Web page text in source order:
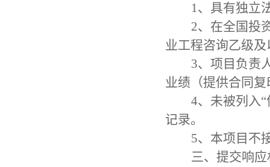
1、具有独立
2、在全国投
业工程咨询乙级
3、项目负责
业绩（提供合同
4、未被列入
记录。
5、本项目不
三、提交响